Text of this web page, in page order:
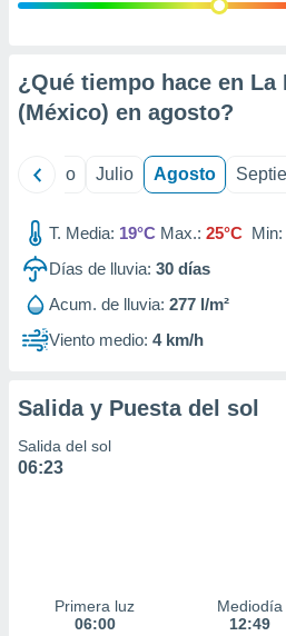
e
mediante
de
1199
¿Qué tiempo hace en La
(México) en agosto?
Junio Julio Agosto
T. Media: 19°C Max.: 25°C Min:
Días de lluvia: 30 días
Acum. de lluvia: 277 l/m²
Viento medio: 4 km/h
Salida y Puesta del sol
Salida del sol
06:23
Primera luz
06:00
Mediodía
12:49